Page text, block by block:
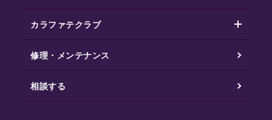
カラファテクラブ
修理・メンテナンス
相談する